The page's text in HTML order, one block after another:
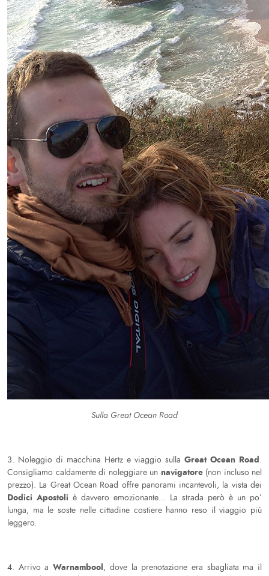
Sulla Great Ocean Road
3. Noleggio di macchina Hertz e viaggio sulla Great Ocean Road.
Consigliamo caldamente di noleggiare un navigatore (non incluso nel
prezzo). La Great Ocean Road offre panorami incantevoli, la vista dei
Dodici Apostoliè davvero emozionante... La strada però è un po’
lunga, ma le soste nelle cittadine costiere hanno reso il viaggio più
leggero.
4. Arrivo aWarnambool, dove la prenotazione era sbagliata ma il